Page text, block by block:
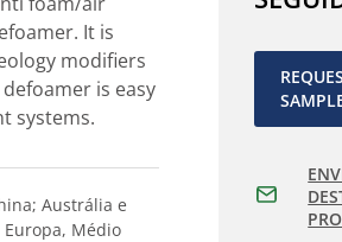
It is
modifiers
is easy
systems.
Austrália e
Europa, Médio